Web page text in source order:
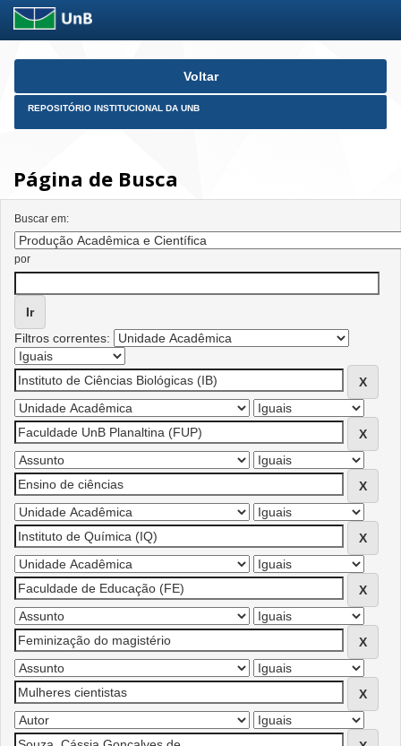
Skip
Voltar
REPOSITÓRIO INSTITUCIONAL DA UNB
Página de Busca
Buscar em:
por
Filtros correntes: